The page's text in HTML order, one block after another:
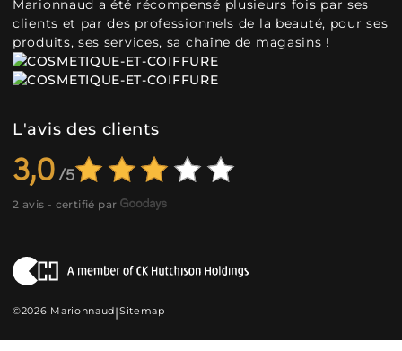
Marionnaud a été récompensé plusieurs fois par ses
clients et par des professionnels de la beauté, pour ses
produits, ses services, sa chaîne de magasins !
L'avis des clients
3,0
2 avis - certifié par
©2026 Marionnaud|Sitemap